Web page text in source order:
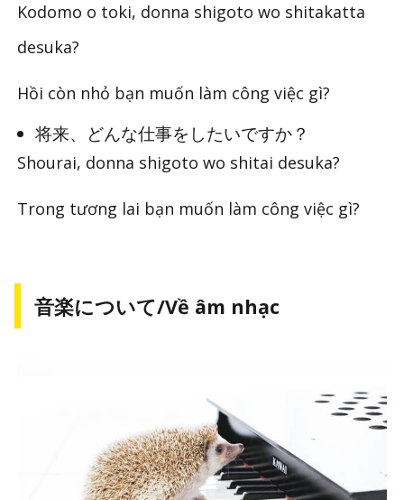
Kodomo o toki, donna shigoto wo shitakatta
desuka?
Hồi còn nhỏ bạn muốn làm công việc gì?
将来、どんな仕事をしたいですか？
Shourai, donna shigoto wo shitai desuka?
Trong tương lai bạn muốn làm công việc gì?
音楽について/Về âm nhạc